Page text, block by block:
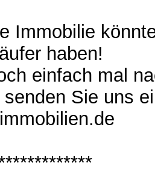
Immobilie
haben!
einfach mal
Sie uns